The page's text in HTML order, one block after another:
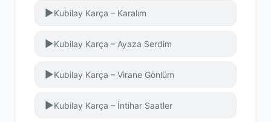
▶Kubilay Karça – Karalım
▶Kubilay Karça – Ayaza Serdim
▶Kubilay Karça – Virane Gönlüm
▶Kubilay Karça – İntihar Saatler